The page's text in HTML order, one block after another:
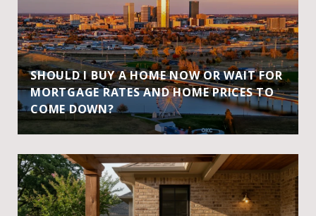
SHOULD I BUY A HOME NOW OR WAIT FOR
MORTGAGE RATES AND HOME PRICES TO
COME DOWN?